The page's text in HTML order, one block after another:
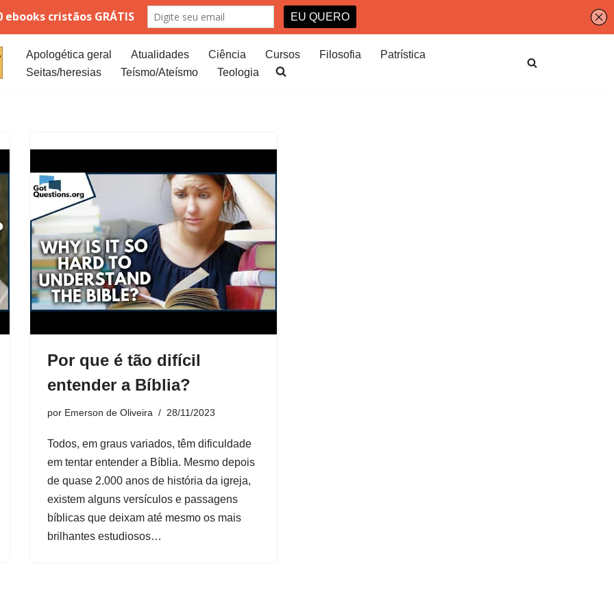
Apologética geral Atualidades Ciência Cursos Filosofia
Patrística
Seitas/heresias
Teísmo/Ateísmo Teologia
Por que é tão difícil
entender a Bíblia?
por Emerson de Oliveira 28/11/2023
Todos, em graus variados, têm dificuldade
em tentar entender a Bíblia. Mesmo depois
de quase 2.000 anos de história da igreja,
existem alguns versículos e passagens
bíblicas que deixam até mesmo os mais
brilhantes estudiosos…